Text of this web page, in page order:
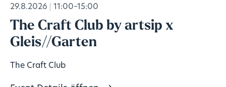
29.8.2026 11:00–15:00
The Craft Club by artsip x
Gleis//Garten
The Craft Club